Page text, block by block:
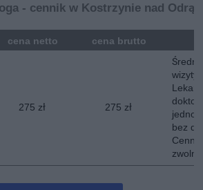
- cennik w Kostrzynie nad Odrą
cena netto cena brutto
275 zł 275 zł
Średni
wizyty
bez